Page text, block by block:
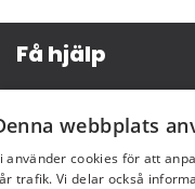
Få hjälp
Leverans & betalning
Returer & byten
webbplats
använder cookies för att
trafik. Vi delar också